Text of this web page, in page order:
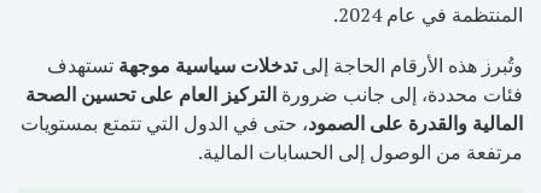
المنتظمة في عام 2024.
وتُبرز هذه الأرقام الحاجة إلىتدخلات سياسية موجهةتستهدف
فئات محددة، إلى جانب ضرورة التركيز العام على تحسين الصحة
المالية والقدرة على الصمود، حتى في الدول التي تتمتع بمستويات
مرتفعة من الوصول إلى الحسابات المالية.